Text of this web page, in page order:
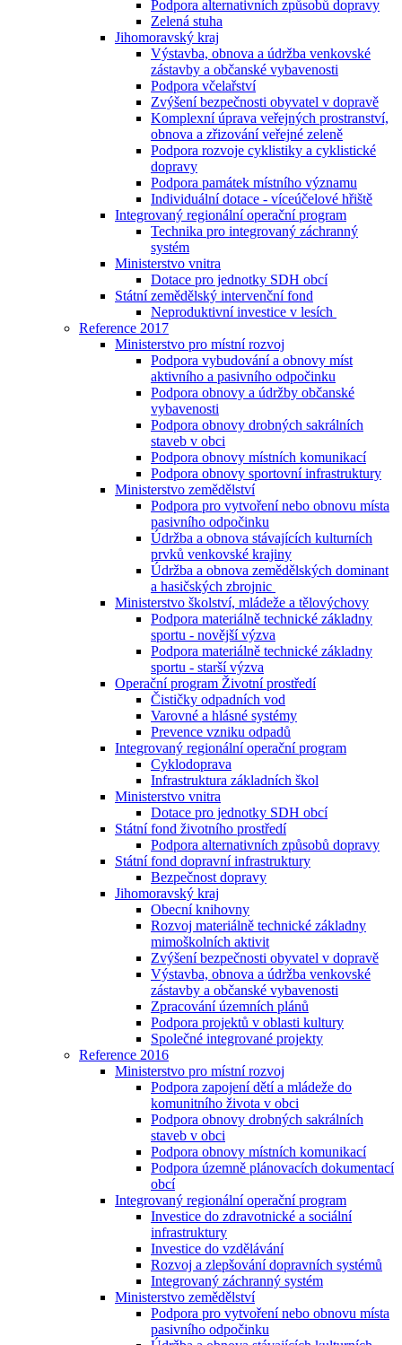
Podpora alternativních způsobů dopravy
Zelená stuha
Jihomoravský kraj
Výstavba, obnova a údržba venkovské
zástavby a občanské vybavenosti
Podpora včelařství
Zvýšení bezpečnosti obyvatel v dopravě
Komplexní úprava veřejných prostranství,
obnova a zřizování veřejné zeleně
Podpora rozvoje cyklistiky a cyklistické
dopravy
Podpora památek místního významu
Individuální dotace - víceúčelové hřiště
Integrovaný regionální operační program
Technika pro integrovaný záchranný
systém
Ministerstvo vnitra
Dotace pro jednotky SDH obcí
Státní zemědělský intervenční fond
Neproduktivní investice v lesích
Reference 2017
Ministerstvo pro místní rozvoj
Podpora vybudování a obnovy míst
aktivního a pasivního odpočinku
Podpora obnovy a údržby občanské
vybavenosti
Podpora obnovy drobných sakrálních
staveb v obci
Podpora obnovy místních komunikací
Podpora obnovy sportovní infrastruktury
Ministerstvo zemědělství
Podpora pro vytvoření nebo obnovu místa
pasivního odpočinku
Údržba a obnova stávajících kulturních
prvků venkovské krajiny
Údržba a obnova zemědělských dominant
a hasičských zbrojnic
Ministerstvo školství, mládeže a tělovýchovy
Podpora materiálně technické základny
sportu - novější výzva
Podpora materiálně technické základny
sportu - starší výzva
Operační program Životní prostředí
Čističky odpadních vod
Varovné a hlásné systémy
Prevence vzniku odpadů
Integrovaný regionální operační program
Cyklodoprava
Infrastruktura základních škol
Ministerstvo vnitra
Dotace pro jednotky SDH obcí
Státní fond životního prostředí
Podpora alternativních způsobů dopravy
Státní fond dopravní infrastruktury
Bezpečnost dopravy
Jihomoravský kraj
Obecní knihovny
Rozvoj materiálně technické základny
mimoškolních aktivit
Zvýšení bezpečnosti obyvatel v dopravě
Výstavba, obnova a údržba venkovské
zástavby a občanské vybavenosti
Zpracování územních plánů
Podpora projektů v oblasti kultury
Společné integrované projekty
Reference 2016
Ministerstvo pro místní rozvoj
Podpora zapojení dětí a mládeže do
komunitního života v obci
Podpora obnovy drobných sakrálních
staveb v obci
Podpora obnovy místních komunikací
Podpora územně plánovacích dokumentací
obcí
Integrovaný regionální operační program
Investice do zdravotnické a sociální
infrastruktury
Investice do vzdělávání
Rozvoj a zlepšování dopravních systémů
Integrovaný záchranný systém
Ministerstvo zemědělství
Podpora pro vytvoření nebo obnovu místa
pasivního odpočinku